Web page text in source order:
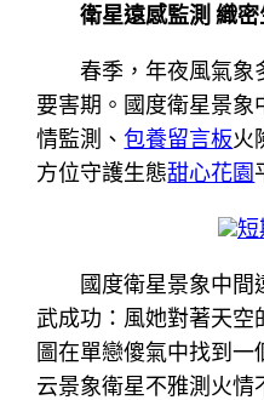
衛星遠感監測 織
春季，年夜風氣象
要害期。國度衛星景象
情監測、包養留言板火
方位守護生態甜心花園
短
國度衛星景象中間
武成功：風她對著天
圖在單戀傻氣中找到一
云景象衛星不雅測火情